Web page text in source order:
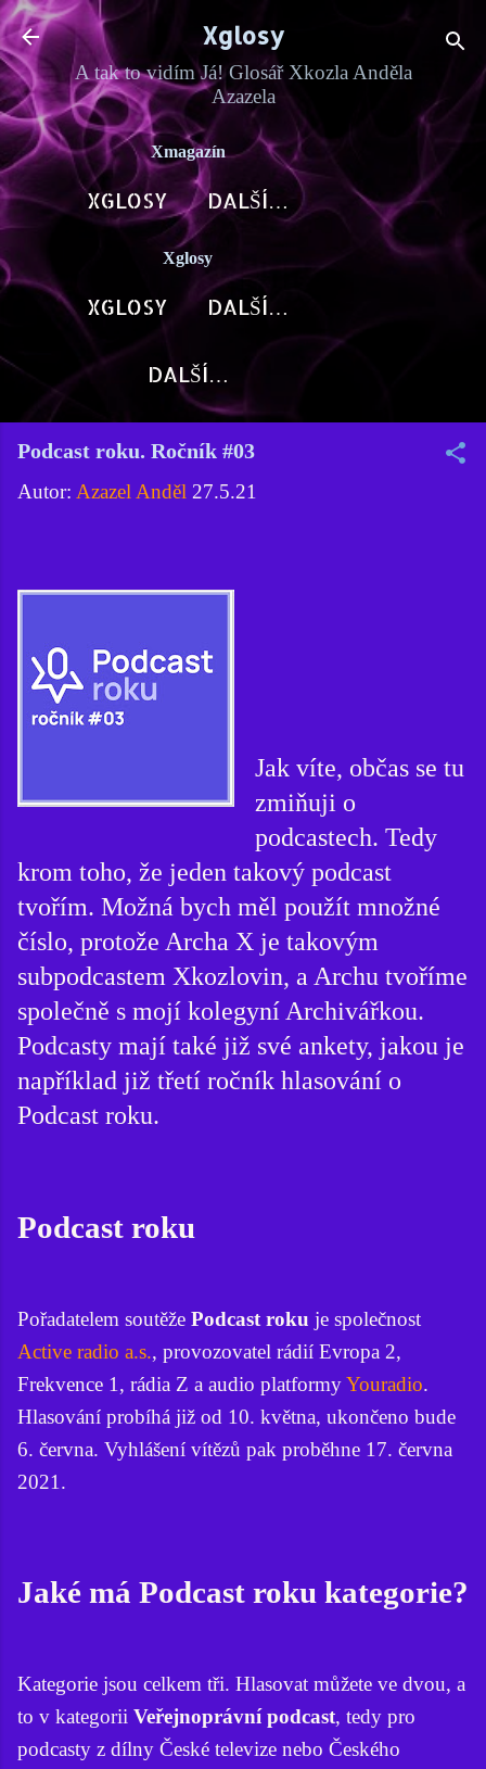
Přeskočit na hlavní obsah
Xglosy
A tak to vidím Já! Glosář Xkozla Anděla
Azazela
Xmagazín
XGLOSY DALŠÍ…
Xglosy
XGLOSY DALŠÍ…
DALŠÍ…
Podcast roku. Ročník #03
Autor: Azazel Anděl 27.5.21
Jak víte, občas se tu
zmiňuji o
podcastech. Tedy
krom toho, že jeden takový podcast
tvořím. Možná bych měl použít množné
číslo, protože Archa X je takovým
subpodcastem Xkozlovin, a Archu tvoříme
společně s mojí kolegyní Archivářkou.
Podcasty mají také již své ankety, jakou je
například již třetí ročník hlasování o
Podcast roku.
Podcast roku
Pořadatelem soutěže Podcast roku je společnost
Active radio a.s., provozovatel rádií Evropa 2,
Frekvence 1, rádia Z a audio platformyYouradio.
Hlasování probíhá již od 10. května, ukončeno bude
6. června. Vyhlášení vítězů pak proběhne 17. června
2021.
Jaké má Podcast roku kategorie?
Kategorie jsou celkem tři. Hlasovat můžete ve dvou, a
to v kategorii Veřejnoprávní podcast, tedy pro
podcasty z dílny České televize nebo Českého